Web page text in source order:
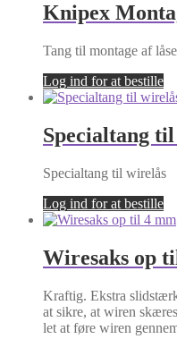
Knipex
Tang til montage af
Log ind for at bestille
Specialtang
Specialtang til wirelås
Log ind for at bestille
Wiresaks op
Kraftig. Ekstra
at sikre, at wiren
let at føre wiren